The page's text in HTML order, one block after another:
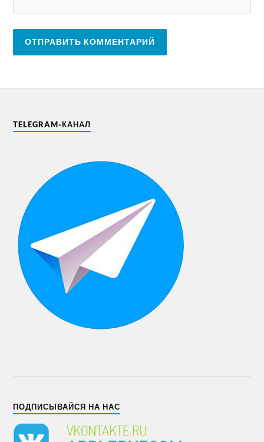
TELEGRAM-КАНАЛ
ПОДПИСЫВАЙСЯ НА НАС